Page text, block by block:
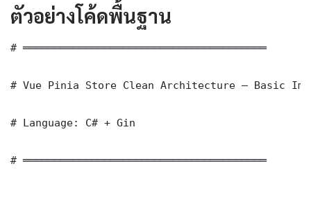
ตัวอย่างโค้ดพื้นฐาน
# ═══════════════════════════════════════
# Vue Pinia Store Clean Architecture — Basic
# Language: C# + Gin
# ═══════════════════════════════════════